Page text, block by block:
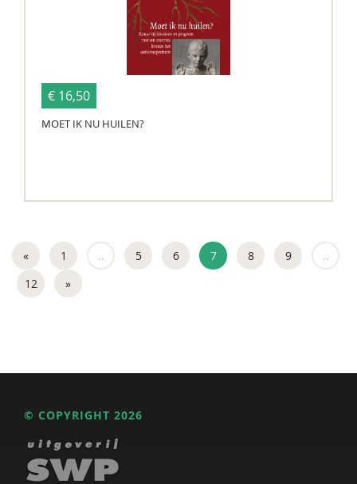
€ 16,50
MOET IK NU HUILEN?
« 1 .. 5 6 7 8 9
..
12
»
© COPYRIGHT 2026